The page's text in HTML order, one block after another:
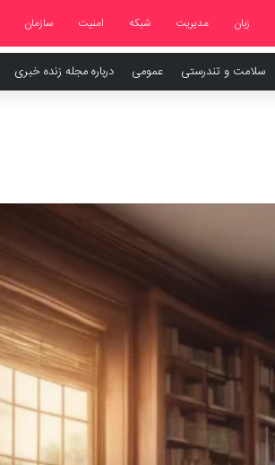
زبان مدیریت شبکه امنیت سازمان
سلامت و تندرستی عمومی درباره مجله زنده خبری